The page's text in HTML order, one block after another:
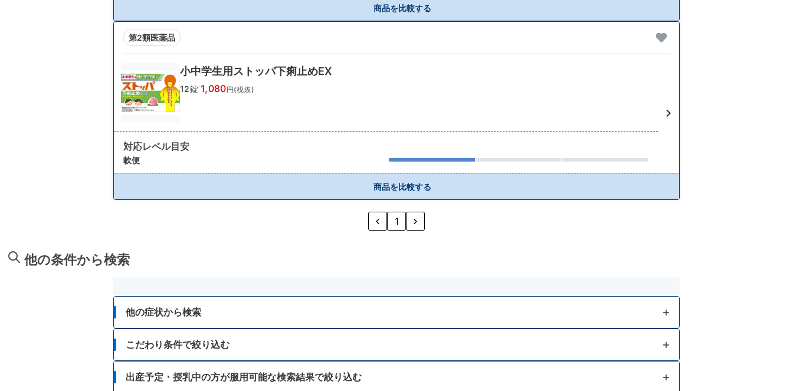
商品を比較する
第2類医薬品
小中学生用ストッパ下痢止めEX
12錠 1,080円(税抜)
対応レベル目安
軟便
商品を比較する
1
他の条件から検索
他の症状から検索
胃痛
胸焼け
こだわり条件で絞り込む
15歳未満
出産予定・授乳中の方が服用可能な検索結果で絞り込む